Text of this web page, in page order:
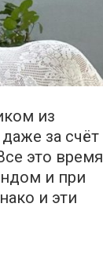
из
за счёт
это время
и при
и эти